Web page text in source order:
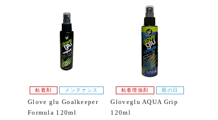
粘着剤 メンテナンス
Glove glu Goalkeeper
Formula 120ml
粘着増強剤 雨の日
Gloveglu AQUA Grip
120ml